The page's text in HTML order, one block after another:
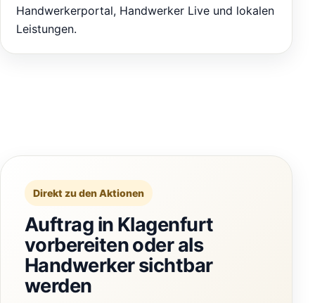
Handwerkerportal, Handwerker Live und lokalen
Leistungen.
Direkt zu den Aktionen
Auftrag in Klagenfurt
vorbereiten oder als
Handwerker sichtbar
werden